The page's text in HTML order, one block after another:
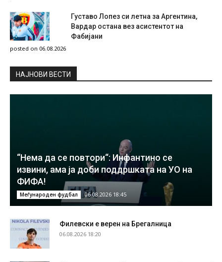
Густаво Лопез си летна за Аргентина,
Вардар остана вез асистентот на
Фабијани
posted on 06.08.2026
НAЈНОВИ ВЕСТИ
“Нема да се повтори“: Инфантино се
извини, ама ја доби поддршката на УО на
ФИФА!
Меѓународен фудбал 06.08.2026 18:45
Филевски е верен на Брегалница
06.08.2026 18:20